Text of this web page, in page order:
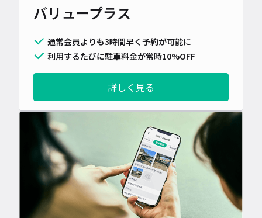
バリュープラス
通常会員よりも3時間早く予約が可能に
利用するたびに駐車料金が常時10%OFF
詳しく見る